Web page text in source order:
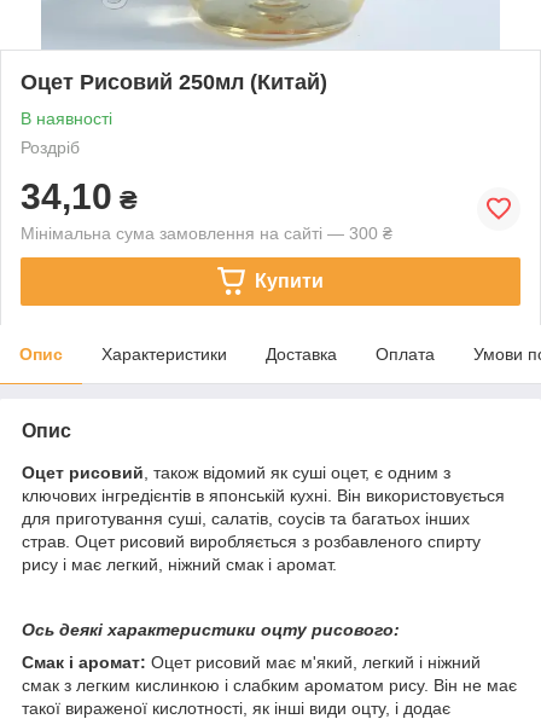
Оцет Рисовий 250мл (Китай)
В наявності
Роздріб
34,10 ₴
Мінімальна сума замовлення на сайті — 300 ₴
Купити
Опис Характеристики Доставка Оплата Умови
Опис
Оцет рисовий , також відомий як суші оцет, є одним з
ключових інгредієнтів в японській кухні. Він використовується
для приготування суші, салатів, соусів та багатьох інших
страв. Оцет рисовий виробляється з розбавленого спирту
рису і має легкий, ніжний смак і аромат.
Ось деякі характеристики оцту рисового:
Смак і аромат: Оцет рисовий має м'який, легкий і ніжний
смак з легким кислинкою і слабким ароматом рису. Він не має
такої вираженої кислотності, як інші види оцту, і додає